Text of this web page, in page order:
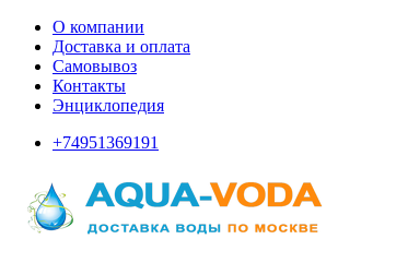
О компании
Доставка и оплата
Самовывоз
Контакты
Энциклопедия
+74951369191